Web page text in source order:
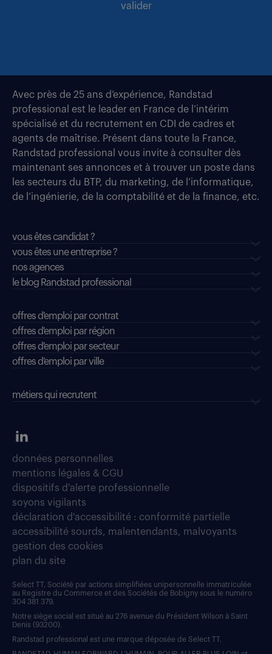
valider
Avec près de 25 ans d’expérience, Randstad
professional est le leader en France de l’intérim
spécialisé et du recrutement en CDI de cadres et
agents de maîtrise. Présent dans toute la France,
Randstad professional vous invite à consulter dès
maintenant ses annonces et à trouver un poste dans
les secteurs du BTP, du marketing, de l’informatique,
de l’ingénierie, de la comptabilité et de la finance, etc.
vous êtes candidat ?
vous êtes une entreprise ?
nos agences
le blog Randstad professional
offres d'emploi par contrat
offres d'emploi par région
offres d'emploi par secteur
offres d’emploi par ville
métiers qui recrutent
données personnelles
mentions légales & CGU
dispositifs d'alerte professionnelle
soyons vigilants
déclaration d'accessibilité : conformité partielle
accessibilité sourds, malentendants, malvoyants
gestion des cookies
plan du site
Select TT, Société par actions simplifiées unipersonnelle immatriculée
au Registre du Commerce et des Sociétés de Bobigny sous le numéro
304 381 379.
Notre siège social est situé au 276 avenue du Président Wilson à Saint
Denis (93200).
Randstad professional est une marque déposée de Select TT.